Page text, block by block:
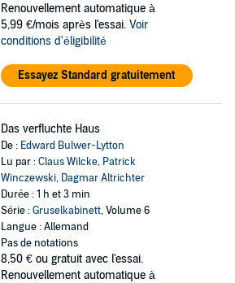
Renouvellement automatique à
5,99 €/mois après l'essai. Voir
conditions d'éligibilité
Essayez Standard gratuitement
Das verfluchte Haus
De : Edward Bulwer-Lytton
Lu par :Claus Wilcke, Patrick
Winczewski, Dagmar Altrichter
Durée : 1 h et 3 min
Série :Gruselkabinett, Volume 6
Langue : Allemand
Pas de notations
8,50 € ou gratuit avec l'essai.
Renouvellement automatique à